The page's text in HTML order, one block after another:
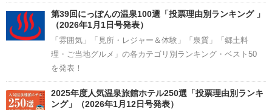
第39回にっぽんの温泉100選「投票理由別ランキング 」
（2026年1月1日号発表）
「雰囲気」「見所・レジャー＆体験」「泉質」「郷土料
理・ご当地グルメ」の各カテゴリ別ランキング・ベスト50
を発表！
2025年度人気温泉旅館ホテル250選「投票理由別ランキ
ング」（2026年1月12日号発表）